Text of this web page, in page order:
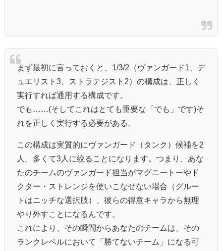
まず最初に言っておくと、1/3/2（ヴァンガード1、デ
ュエリスト3、ストラテジスト2）の構成は、正しく
実行すれば通用する構成です。
でも……(そしてこれはとても重要な「でも」です)そ
れを正しく実行する必要がある。
この構成は実質的にヴァンガード（タンク）候補を2
人、多くて3人に絞ることになります。つまり、あな
たのチームのヴァンガード担当がマグニートーやド
クター・ストレンジを使いこなせない場合（グルー
トはニッチな選択肢）、彼らの得意キャラから無理
やり外すことになるんです。
これにより、その瞬間からあなたのチームは、その
ランクレベルにおいて「勝てないチーム」になる可